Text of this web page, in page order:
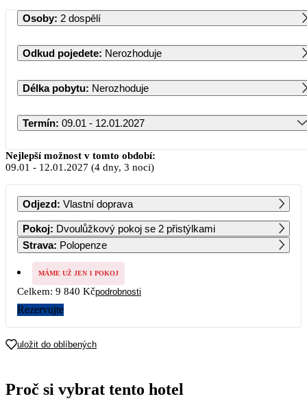
Osoby: 2 dospělí
Odkud pojedete: Nerozhoduje
Délka pobytu: Nerozhoduje
Termín: 09.01 - 12.01.2027
Leden 2027
PO ÚT ST ČT PÁ SO NE
1 2 3
4 5 6 7 8 9 10
11
4 920
12 13
18
4 920
19
4 920
20 21 22 23 24
Nejlepší možnost v tomto období:
09.01 - 12.01.2027 (4 dny, 3 noci)
Odjezd: Vlastní doprava
Pokoj: Dvoulůžkový pokoj se 2 přistýlkami
Strava: Polopenze
MÁME UŽ JEN 1 POKOJ
Celkem: 9 840 Kčpodrobnosti
Rezervujte
uložit do oblíbených
Proč si vybrat tento hotel